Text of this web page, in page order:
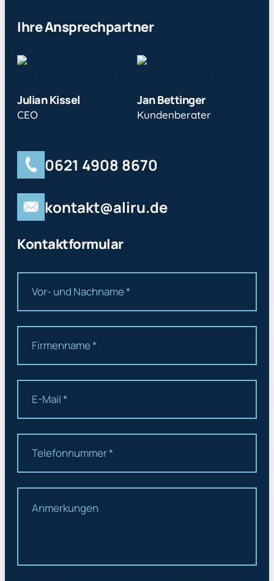
Ihre Ansprechpartner
Julian Kissel
CEO
Jan Bettinger
Kundenberater
0621 4908 8670
kontakt@aliru.de
Kontaktformular